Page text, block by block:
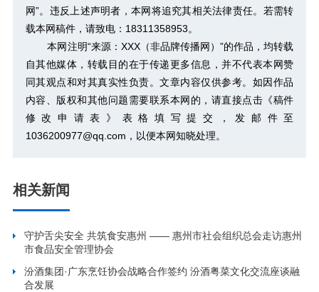
网”。违反上述声明者，本网将追究其相关法律责任。若需转
载本网稿件，请致电：18311358953。
本网注明“来源：XXX（非品牌传播网）”的作品，均转载
自其他媒体，转载目的在于传递更多信息，并不代表本网赞
同其观点和对其真实性负责。文章内容仅供参考。如因作品
内容、版权和其他问题需要联系本网的，请直接点击 《稿件
修改申请表》 表格填写提交，发邮件至
1036200977@qq.com，以便本网知晓处理。
相关新闻
守护舌尖安全 共筑食安惠州 —— 惠州市社会组织总会走访惠州
市食品安全管理协会
汾酒集团·广东烹饪协会战略合作签约 汾酒粤菜文化交流座谈融
合发展